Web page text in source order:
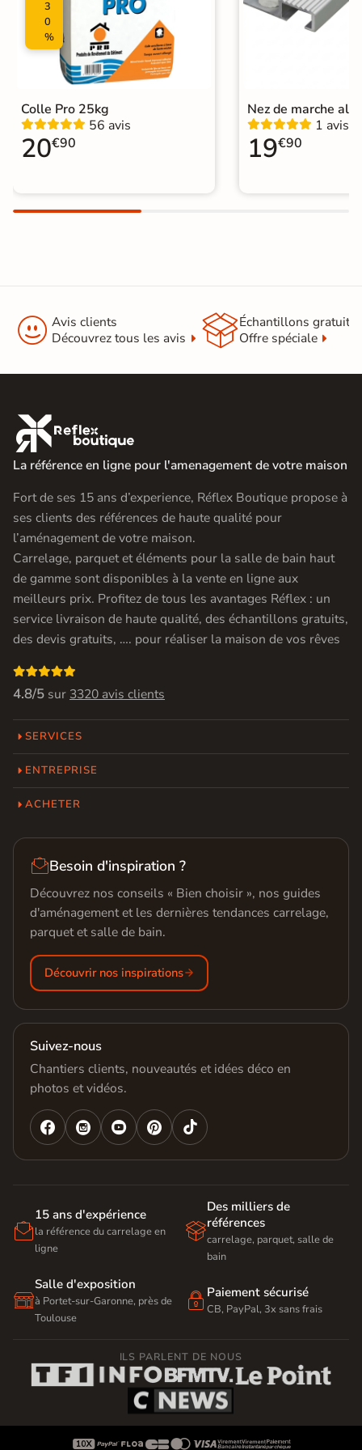
3
0
%
Colle Pro 25kg
56 avis
20€90
Nez de marche
1 avis
19€90
 Avis clients
Découvrez tous les avis
Échantillons gratuit
Offre spéciale

La référence en ligne pour l'amenagement de votre maison
Fort de ses 15 ans d’experience, Réflex Boutique propose à
ses clients des références de haute qualité pour
l’aménagement de votre maison.
Carrelage, parquet et éléments pour la salle de bain haut
de gamme sont disponibles à la vente en ligne aux
meilleurs prix. Profitez de tous les avantages Réflex : un
service livraison de haute qualité, des échantillons gratuits,
des devis gratuits, …. pour réaliser la maison de vos rêves

4.8/5 sur 3320 avis clients
SERVICES
ENTREPRISE
ACHETER
Besoin d'inspiration ?
Découvrez nos conseils « Bien choisir », nos guides
d'aménagement et les dernières tendances carrelage,
parquet et salle de bain.
Découvrir nos inspirations
Suivez-nous
Chantiers clients, nouveautés et idées déco en
photos et vidéos.
   

15 ans d'expérience
la référence du carrelage en
ligne

Des milliers de
références
carrelage, parquet, salle de
bain

Salle d'exposition
à Portet-sur-Garonne, près de
Toulouse
 Paiement sécurisé
CB, PayPal, 3x sans frais
ILS PARLENT DE NOUS
